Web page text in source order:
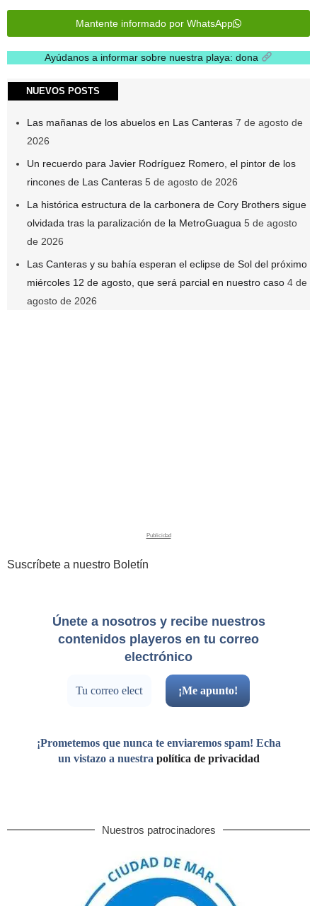
Mantente informado por WhatsApp
Ayúdanos a informar sobre nuestra playa: dona
NUEVOS POSTS
.
Las mañanas de los abuelos en Las Canteras 7 de agosto de
2026
Un recuerdo para Javier Rodríguez Romero, el pintor de los
rincones de Las Canteras 5 de agosto de 2026
La histórica estructura de la carbonera de Cory Brothers sigue
olvidada tras la paralización de la MetroGuagua 5 de agosto
de 2026
Las Canteras y su bahía esperan el eclipse de Sol del próximo
miércoles 12 de agosto, que será parcial en nuestro caso 4 de
agosto de 2026
Suscríbete a nuestro Boletín
Únete a nosotros y recibe nuestros
contenidos playeros en tu correo
electrónico
¡Prometemos que nunca te enviaremos spam! Echa
un vistazo a nuestra política de privacidad
Nuestros patrocinadores